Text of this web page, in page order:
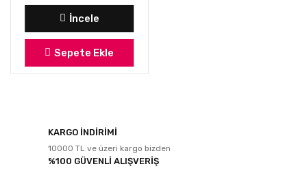
İncele
Sepete Ekle
KARGO İNDİRİMİ
10000 TL ve üzeri kargo bizden
%100 GÜVENLİ ALIŞVERİŞ